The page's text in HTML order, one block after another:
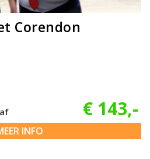
Corendon
€ 143,-
INFO